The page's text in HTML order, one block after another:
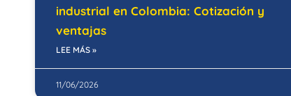
industrial en Colombia: Cotización y
ventajas
LEE MÁS »
11/06/2026